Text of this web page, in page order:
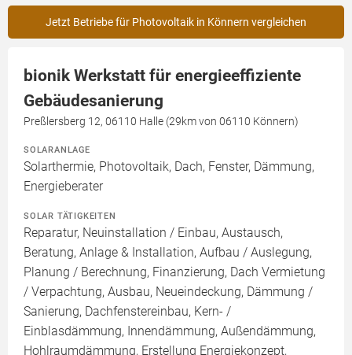
Jetzt Betriebe für Photovoltaik in Könnern vergleichen
bionik Werkstatt für energieeffiziente
Gebäudesanierung
Preßlersberg 12, 06110 Halle (29km von 06110 Könnern)
SOLARANLAGE
Solarthermie, Photovoltaik, Dach, Fenster, Dämmung,
Energieberater
SOLAR TÄTIGKEITEN
Reparatur, Neuinstallation / Einbau, Austausch,
Beratung, Anlage & Installation, Aufbau / Auslegung,
Planung / Berechnung, Finanzierung, Dach Vermietung
/ Verpachtung, Ausbau, Neueindeckung, Dämmung /
Sanierung, Dachfenstereinbau, Kern- /
Einblasdämmung, Innendämmung, Außendämmung,
Hohlraumdämmung, Erstellung Energiekonzept,